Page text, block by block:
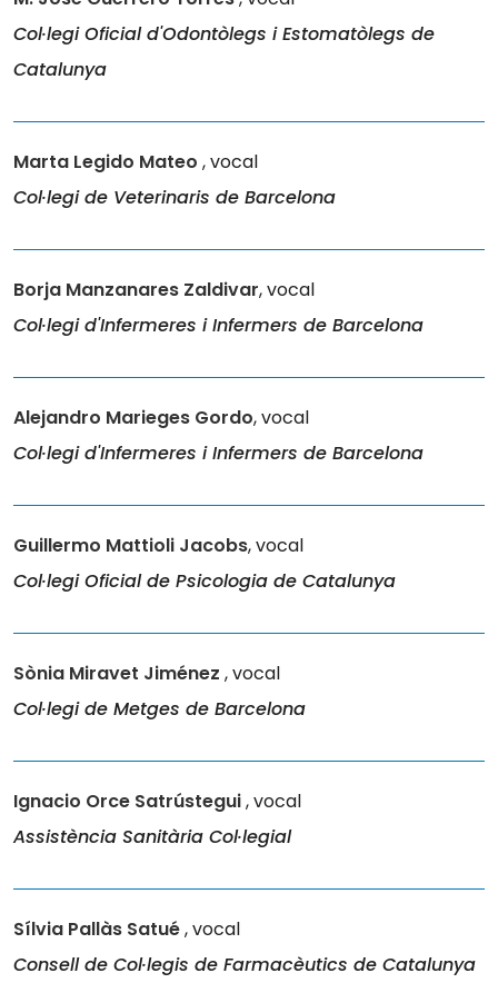
Col·legi Oficial d'Odontòlegs i Estomatòlegs de
Catalunya
Marta Legido Mateo , vocal
Col·legi de Veterinaris de Barcelona
Borja Manzanares Zaldivar, vocal
Col·legi d'Infermeres i Infermers de Barcelona
Alejandro Marieges Gordo, vocal
Col·legi d'Infermeres i Infermers de Barcelona
Guillermo Mattioli Jacobs, vocal
Col·legi Oficial de Psicologia de Catalunya
Sònia Miravet Jiménez , vocal
Col·legi de Metges de Barcelona
Ignacio Orce Satrústegui, vocal
Assistència Sanitària Col·legial
Sílvia Pallàs Satué, vocal
Consell de Col·legis de Farmacèutics de Catalunya